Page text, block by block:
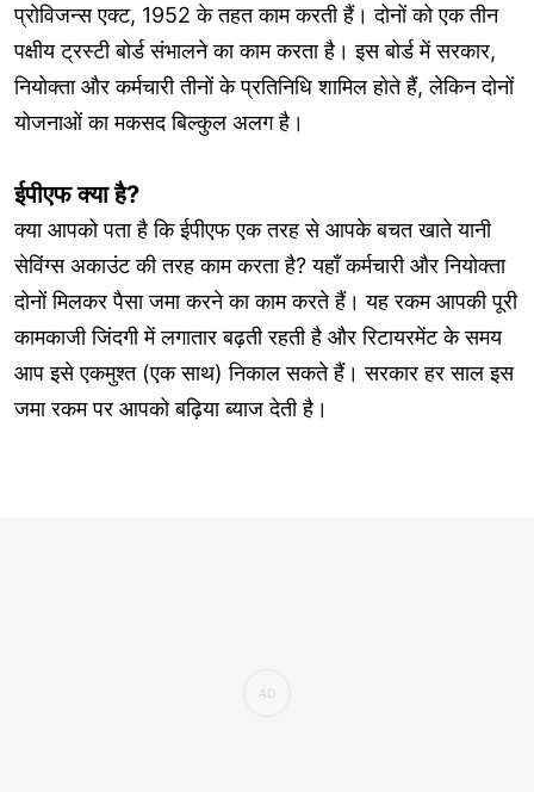
प्रोविजन्स एक्ट, 1952 के तहत काम करती हैं। दोनों को एक तीन
पक्षीय ट्रस्टी बोर्ड संभालने का काम करता है। इस बोर्ड में सरकार,
नियोक्ता और कर्मचारी तीनों के प्रतिनिधि शामिल होते हैं, लेकिन दोनों
योजनाओं का मकसद बिल्कुल अलग है।
ईपीएफ क्या है?
क्या आपको पता है कि ईपीएफ एक तरह से आपके बचत खाते यानी
सेविंग्स अकाउंट की तरह काम करता है? यहाँ कर्मचारी और नियोक्ता
दोनों मिलकर पैसा जमा करने का काम करते हैं। यह रकम आपकी पूरी
कामकाजी जिंदगी में लगातार बढ़ती रहती है और रिटायरमेंट के समय
आप इसे एकमुश्त (एक साथ) निकाल सकते हैं। सरकार हर साल इस
जमा रकम पर आपको बढ़िया ब्याज देती है।